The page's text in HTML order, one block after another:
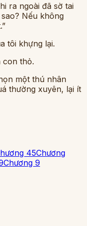
ra ngoài đã sờ tai
Nếu không
tôi khựng lại.
con thỏ.
một thú nhân
thường xuyên, lại ít
45Chương
Chương 9